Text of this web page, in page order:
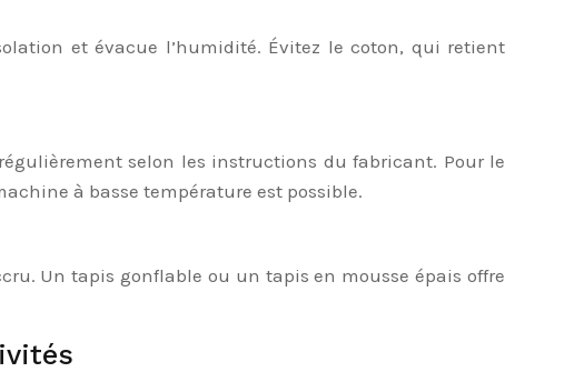
et évacue l’humidité. Évitez le coton, qui retient
selon les instructions du fabricant. Pour le
à basse température est possible.
Un tapis gonflable ou un tapis en mousse épais offre